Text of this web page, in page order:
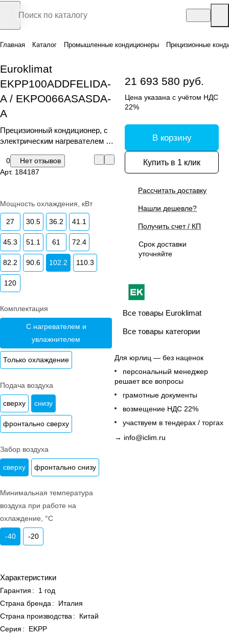
Главная Каталог Промышленные кондиционеры Прецизионные
Euroklimat
EKPP100ADDFELIDA-
A / EKPO066ASASDA-
A
Прецизионный кондиционер, с
электрическим нагревателем и
0
Нет отзывов
Арт. 184187
Мощность охлаждения, кВт
27 30.5 36.2 41.1
45.3 51.1 61 72.4
82.2 90.6 102.2 110.3
120
Комплектация
С нагревателем и
увлажнителем
Только охлаждение
Подача воздуха
сверху снизу
фронтально сверху
Забор воздуха
сверху фронтально снизу
Минимальная температура
воздуха при работе на
охлаждение, °C
-40 -20
Характеристики
Гарантия :
1 год
Страна бренда :
Италия
Страна производства :
Китай
Серия :
EKPP
21 693 580 руб.
Цена указана с учётом НДС
22%
В корзину
Купить в 1 клик
Рассчитать доставку
Нашли дешевле?
Получить счет / КП
Срок доставки
уточняйте
Все товары Euroklimat
Все товары категории
Для юрлиц — без наценок
персональный менеджер
решает все вопросы
грамотные документы
возмещение НДС 22%
участвуем в тендерах / торгах
→ info@iclim.ru